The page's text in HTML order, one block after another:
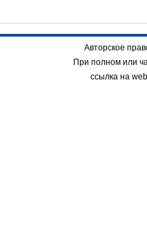
Авторское
При полном или
ссылка на